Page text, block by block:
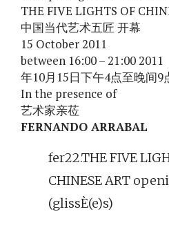
THE FIVE LIGHTS OF
中国当代艺术五匠 开幕
15 October 2011
between 16:00 – 21:00 2011
年10月15日下午4点至晚间9
In the presence of
艺术家亲莅
FERNANDO ARRABAL
fer22.THE FIVE
CHINESE ART
(glissÈ(e)s)